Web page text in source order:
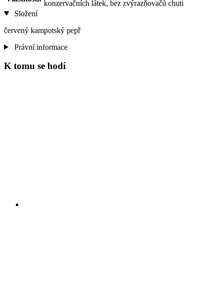
konzervačních látek, bez zvýrazňovačů chuti
Složení
červený kampotský pepř
Právní informace
K tomu se hodí